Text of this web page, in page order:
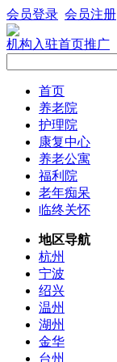
会员登录 会员注册
机构入驻首页推广
首页
养老院
护理院
康复中心
养老公寓
福利院
老年痴呆
临终关怀
地区导航
杭州
宁波
绍兴
温州
湖州
金华
台州